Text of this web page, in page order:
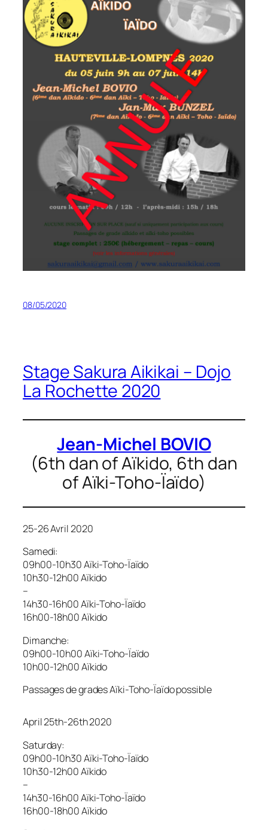
08/05/2020
Stage Sakura Aikikai – Dojo
La Rochette 2020
Jean-Michel BOVIO
(6th dan of Aïkido, 6th dan
of Aïki-Toho-Ïaïdo)
25-26 Avril 2020
Samedi:
09h00-10h30 Aïki-Toho-Ïaïdo
10h30-12h00 Aïkido
–
14h30-16h00 Aïki-Toho-Ïaïdo
16h00-18h00 Aïkido
Dimanche:
09h00-10h00 Aïki-Toho-Ïaïdo
10h00-12h00 Aïkido
Passages de grades Aïki-Toho-Ïaïdo possible
April 25th-26th 2020
Saturday:
09h00-10h30 Aïki-Toho-Ïaïdo
10h30-12h00 Aïkido
–
14h30-16h00 Aïki-Toho-Ïaïdo
16h00-18h00 Aïkido